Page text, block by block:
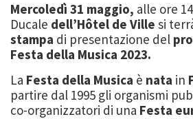
Mercoledì 31 maggio, alle ore
Ducale dell’Hôtel de Ville si
stampa di presentazione del
Festa della Musica 2023.
La Festa della Musica è nata in
partire dal 1995 gli organismi
co-organizzatori di una Festa